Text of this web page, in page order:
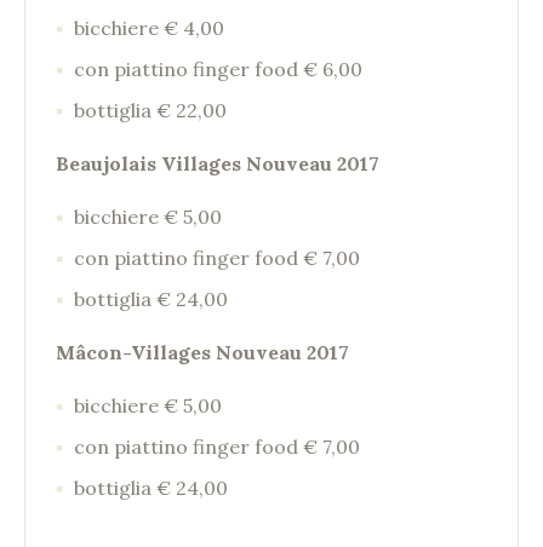
bicchiere € 4,00
con piattino finger food € 6,00
bottiglia € 22,00
Beaujolais Villages Nouveau 2017
bicchiere € 5,00
con piattino finger food € 7,00
bottiglia € 24,00
Mâcon-Villages Nouveau 2017
bicchiere € 5,00
con piattino finger food € 7,00
bottiglia € 24,00